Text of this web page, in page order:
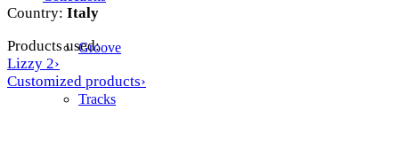
Groove
Tracks
Country: Italy
Products used:
Lizzy 2›
Customized products›